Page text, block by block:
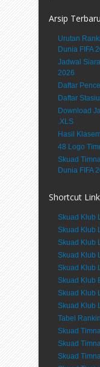
Arsip Terbaru
Urutan
Dunia FIFA
Jadwal
2026
Daftar
Daftar
Download
.XLS
Hasil
48 Logo
Skuad
Dunia FIFA
Shortcut
Skuad Klub
Skuad Klub
Skuad Klub
Skuad Klub
Skuad Klub
Skuad Klub
Skuad Klub
Skuad Klub
Tabel
Skuad
Skuad
Skuad